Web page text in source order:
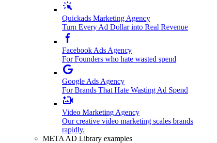
Quickads Marketing Agency
Turn Every Ad Dollar into Real Revenue
Facebook Ads Agency
For Founders who hate wasted spend
Google Ads Agency
For Brands That Hate Wasting Ad Spend
Video Marketing Agency
Our creative video marketing scales brands
rapidly.
META AD Library examples